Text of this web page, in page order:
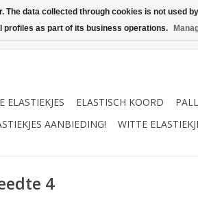
ELASTIEKJES ELASTISCH KOORD
AANBIEDING! WITTE
4
data collected through cookies is not used
profiles as part of its business operations.